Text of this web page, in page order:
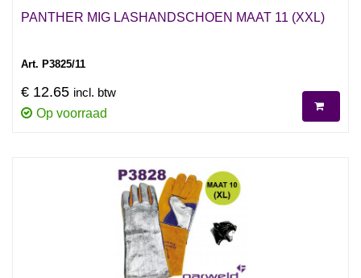
PANTHER MIG LASHANDSCHOEN MAAT 11 (XXL)
Art. P3825/11
€ 12.65 incl. btw
Op voorraad